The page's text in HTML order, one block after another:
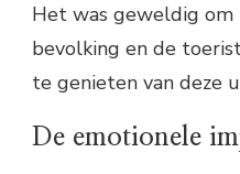
Het was geweldig om
bevolking en de
te genieten van deze
De emotionele